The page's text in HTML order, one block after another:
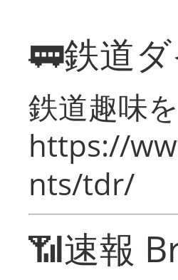
🚃鉄道
鉄道趣味
https://
nts/tdr/
📶速報